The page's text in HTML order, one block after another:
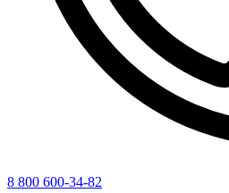
8 800 600-34-82